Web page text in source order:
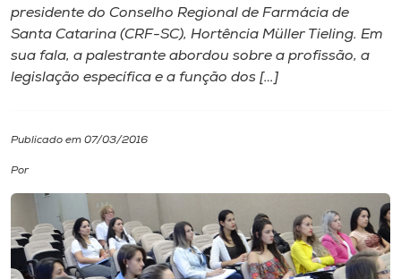
I.nova
Cultura
CPA
Biblioteca
presidente do Conselho Regional de Farmácia de
Santa Catarina (CRF-SC), Hortência Müller Tieling. Em
sua fala, a palestrante abordou sobre a profissão, a
legislação específica e a função dos […]
Publicado em 07/03/2016
Por